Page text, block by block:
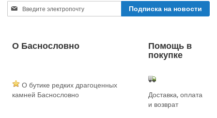
Sign
Up
Newsletter:
Подписка на новости
О Баснословно Помощь в
покупке
О бутике редких драгоценных
камней Баснословно
Доставка, оплата
и возврат